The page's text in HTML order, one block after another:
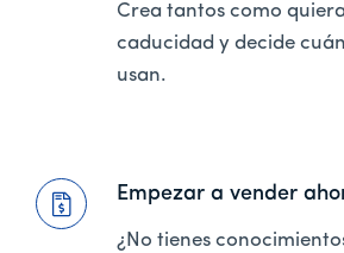
Crea tantos como
caducidad y decide
usan.
Empezar a vender
¿No tienes